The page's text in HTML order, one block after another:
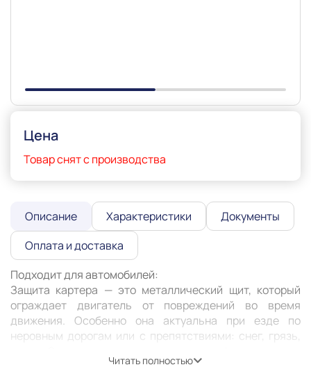
Цена
Товар снят с производства
Описание Характеристики
Документы
Оплата и доставка
Подходит для автомобилей:
Защита картера — это металлический щит, который
ограждает двигатель от повреждений во время
движения. Особенно она актуальна при езде по
неровным дорогам или с препятствиями: снег, грязь,
пробитие картера, продлить его жизнь и жизнь
Читать полностью